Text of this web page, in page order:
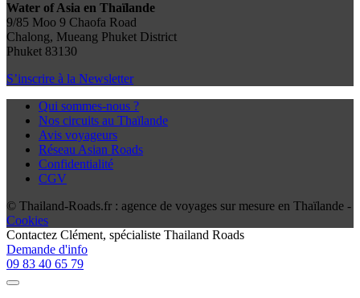
Water of Asia en Thaïlande
9/85 Moo 9 Chaofa Road
Chalong, Mueang Phuket District
Phuket 83130
S’inscrire à la Newsletter
Qui sommes-nous ?
Nos circuits au Thaïlande
Avis voyageurs
Réseau Asian Roads
Confidentialité
CGV
© Thailand-Roads.fr : agence de voyages sur mesure en Thaïlande -
Cookies
Contactez Clément, spécialiste Thailand Roads
Demande d'info
09 83 40 65 79